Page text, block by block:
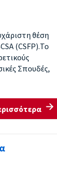
θέση
(CSFP).Το
Σπουδές,